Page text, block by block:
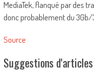
MediaTek, flanqué par des
donc probablement du
Source
Suggestions d'articles